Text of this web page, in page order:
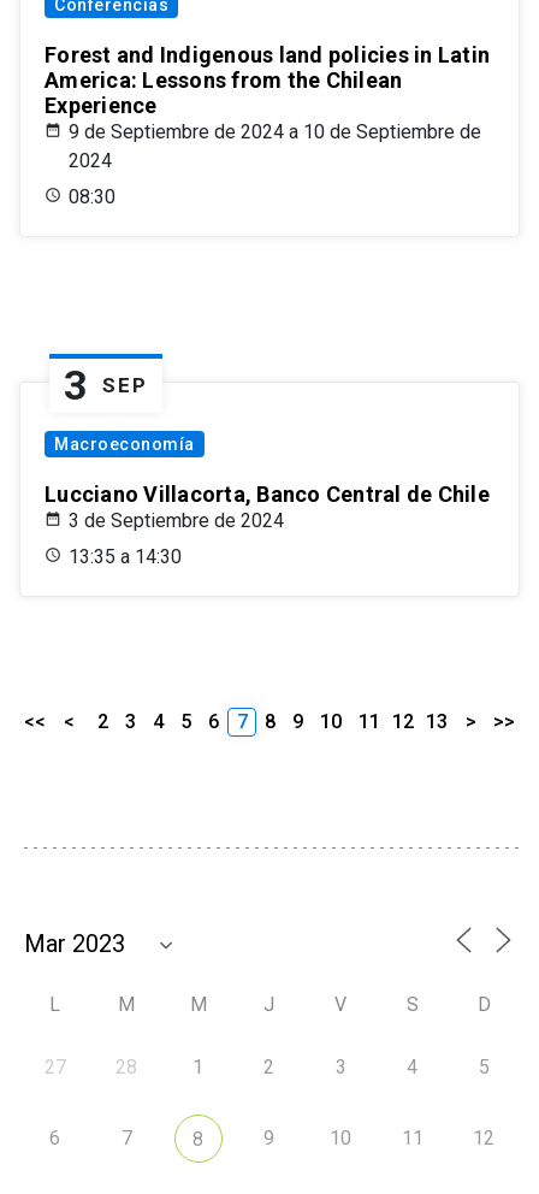
Conferencias
Forest and Indigenous land policies in Latin
America: Lessons from the Chilean
Experience
9 de Septiembre de 2024 a 10 de Septiembre de
2024
08:30
3 SEP
Macroeconomía
Lucciano Villacorta, Banco Central de Chile
3 de Septiembre de 2024
13:35 a 14:30
<< < 2 3 4 5 6 7 8 9 10 11 12 13 > >>
L M M J V S D
27 28 1 2 3 4 5
6 7 8 9 10 11 12